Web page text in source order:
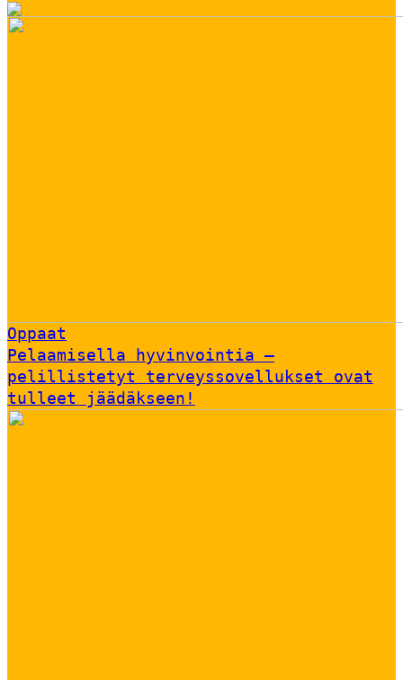
Oppaat
Pelaamisella hyvinvointia –
pelillistetyt terveyssovellukset ovat
tulleet jäädäkseen!